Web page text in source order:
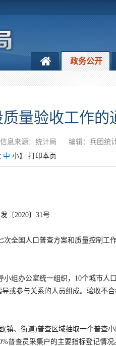
政务公开
量验收工作的
信息来源：统计局
编辑：兵团统
中 小】 打印本页
〔2020〕31号
全国人口普查方案和质量控制工
组办公室统一组织， 10个城市人
或参与关系的人员组成。验收不
镇、街道)普查区域抽取一个普查
普查员采集户的主要指标登记情